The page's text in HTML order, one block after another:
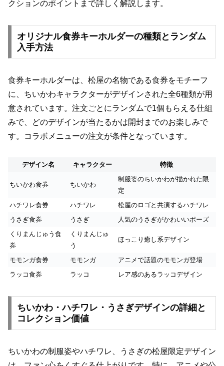
クションのポイントまで詳しく解説します。
オリジナル食券キーホルダーの種類とランダム
入手方法
食券キーホルダーは、松屋の名物である食券をモチーフ
に、ちいかわキャラクターがデザインされた全6種類が用
意されています。注文ごとにランダムで1個もらえる仕組
みで、どのデザインが当たるかは開封までのお楽しみで
す。コラボメニューの注文が条件となっています。
デザイン名 キャラクター 特徴
ちいかわ食券 ちいかわ
制服姿のちいかわが描かれた限
定
ハチワレ食券
ハチワレ
松屋のロゴと共演するハチワレ
うさぎ食券
うさぎ
人気のうさぎがかわいいポーズ
くりまんじゅう食
券
くりまんじゅ
う
ほっこり癒し系デザイン
モモンガ食券 モモンガ
アニメで話題のモモンガ登場
ラッコ食券
ラッコ レア感のあるラッコデザイン
ちいかわ・ハチワレ・うさぎデザインの詳細と
コレクション価値
ちいかわの制服姿やハチワレ、うさぎの松屋限定デザイン